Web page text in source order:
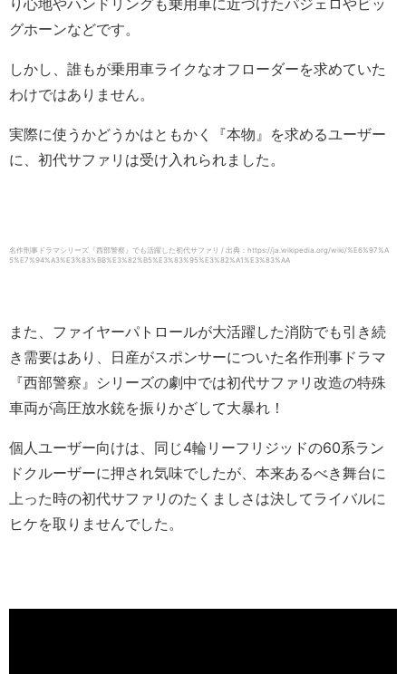
り心地やハンドリングも乗用車に近づけたパジェロやビッ
グホーンなどです。
しかし、誰もが乗用車ライクなオフローダーを求めていた
わけではありません。
実際に使うかどうかはともかく『本物』を求めるユーザー
に、初代サファリは受け入れられました。
名作刑事ドラマシリーズ『西部警察』でも活躍した初代サファリ / 出典：https://ja.wikipedia.org/wiki/%E6%97%A
5%E7%94%A3%E3%83%BB%E3%82%B5%E3%83%95%E3%82%A1%E3%83%AA
また、ファイヤーパトロールが大活躍した消防でも引き続
き需要はあり、日産がスポンサーについた名作刑事ドラマ
『西部警察』シリーズの劇中では初代サファリ改造の特殊
車両が高圧放水銃を振りかざして大暴れ！
個人ユーザー向けは、同じ4輪リーフリジッドの60系ラン
ドクルーザーに押され気味でしたが、本来あるべき舞台に
上った時の初代サファリのたくましさは決してライバルに
ヒケを取りませんでした。